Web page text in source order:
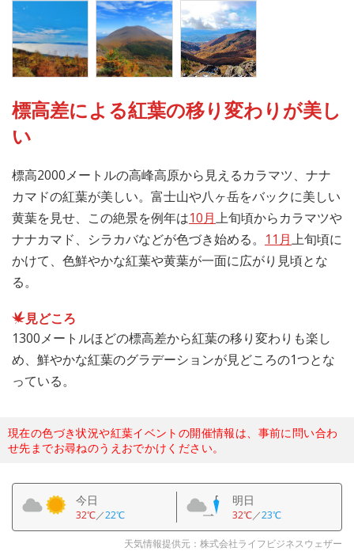
標高差による紅葉の移り変わりが美し
い
標高2000メートルの高峰高原から見えるカラマツ、ナナ
カマドの紅葉が美しい。富士山や八ヶ岳をバックに美しい
黄葉を見せ、この絶景を例年は10月上旬頃からカラマツや
ナナカマド、シラカバなどが色づき始める。 11月上旬頃に
かけて、色鮮やかな紅葉や黄葉が一面に広がり見頃とな
る。
見どころ
1300メートルほどの標高差から紅葉の移り変わりも楽し
め、鮮やかな紅葉のグラデーションが見どころの1つとな
っている。
現在の色づき状況や紅葉イベントの開催情報は、事前に問い合わ
せ先までお尋ねのうえおでかけください。
今日
32℃／22℃
明日
32℃／23℃
天気情報提供元：株式会社ライフビジネスウェザー